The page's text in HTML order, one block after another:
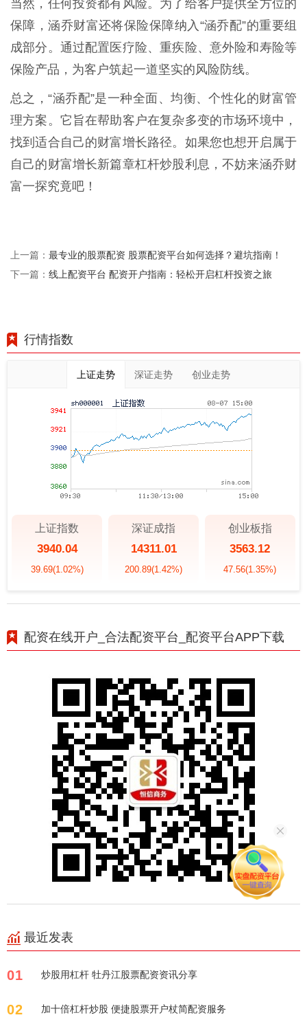
当然，任何投资都有风险。为了给客户提供全方位的
保障，涵乔财富还将保险保障纳入“涵乔配”的重要组
成部分。通过配置医疗险、重疾险、意外险和寿险等
保险产品，为客户筑起一道坚实的风险防线。
总之，“涵乔配”是一种全面、均衡、个性化的财富管
理方案。它旨在帮助客户在复杂多变的市场环境中，
找到适合自己的财富增长路径。如果您也想开启属于
自己的财富增长新篇章杠杆炒股利息，不妨来涵乔财
富一探究竟吧！
上一篇： 最专业的股票配资 股票配资平台如何选择？避坑指南！
下一篇： 线上配资平台 配资开户指南：轻松开启杠杆投资之旅
行情指数
上证走势 深证走势 创业走势
上证指数
3940.04
39.69(1.02%)
深证成指
14311.01
200.89(1.42%)
创业板指
3563.12
47.56(1.35%)
配资在线开户_合法配资平台_配资平台APP下载
最近发表
01 炒股用杠杆 牡丹江股票配资资讯分享
02 加十倍杠杆炒股 便捷股票开户杖简配资服务